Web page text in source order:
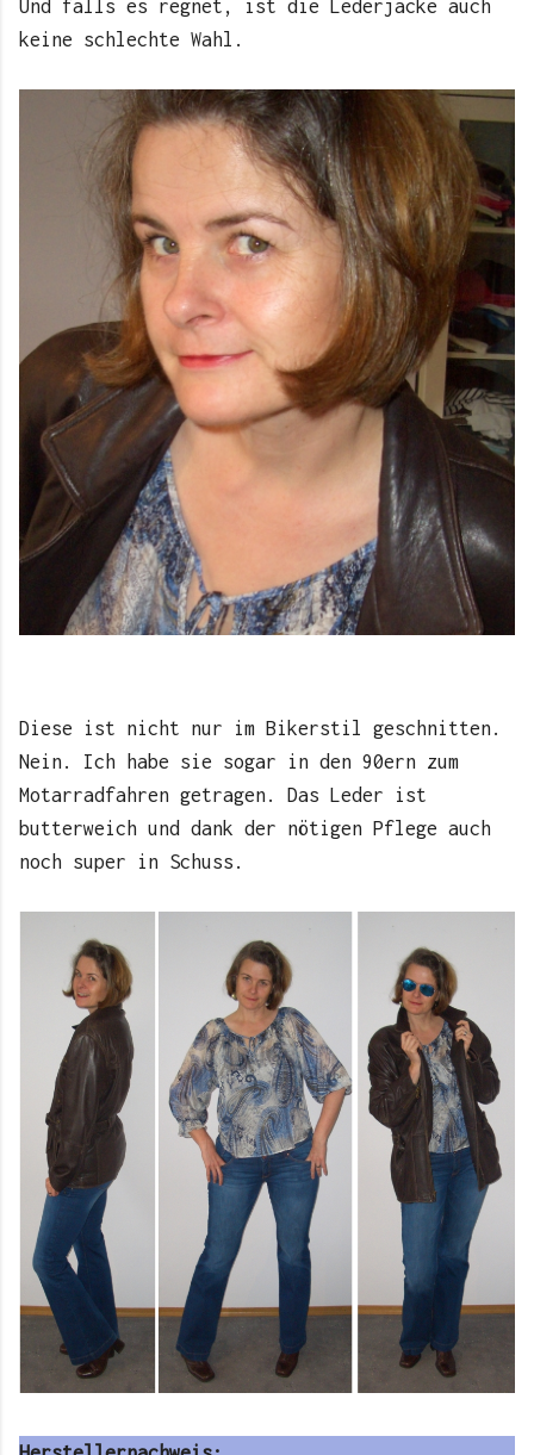
Und falls es regnet, ist die Lederjacke auch
keine schlechte Wahl.
Diese ist nicht nur im Bikerstil geschnitten.
Nein. Ich habe sie sogar in den 90ern zum
Motarradfahren getragen. Das Leder ist
butterweich und dank der nötigen Pflege auch
noch super in Schuss.